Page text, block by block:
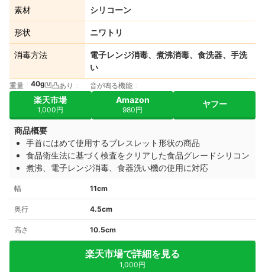
素材 シリコーン
形状 ニワトリ
消毒方法
電子レンジ消毒、煮沸消毒、食洗器、手洗
い
重量 40g凹凸あり 音が鳴る機能
楽天市場
1,000円
Amazon
980円
ヤフー
商品概要
手首にはめて使用するブレスレット形状の商品
食品衛生法に基づく検査をクリアした食品グレードシリコン
煮沸、電子レンジ消毒、食器洗い機の使用に対応
幅 11cm
奥行 4.5cm
高さ 10.5cm
楽天市場で詳細を見る
1,000円